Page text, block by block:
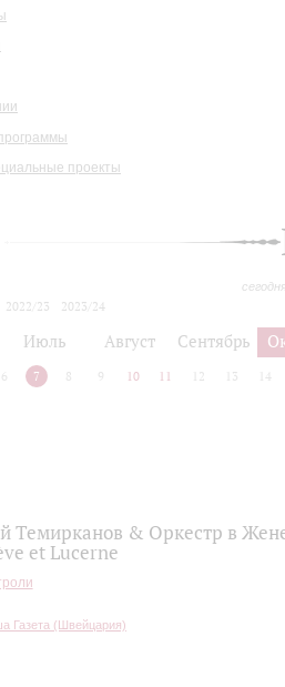
проекты
2022/23
2023/24
Июль Август Сентябрь
6 7 8 9 10 11 12 13 14
Темирканов & Оркестр в
et Lucerne